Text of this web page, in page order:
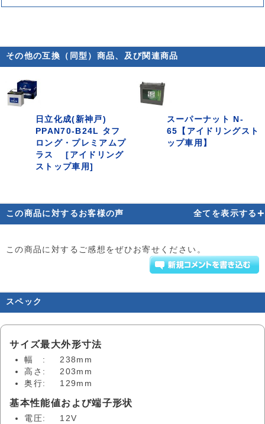
その他の互換（同型）商品、及び関連商品
日立化成(新神戸)
PPAN70-B24L タフ
ロング・プレミアムプ
ラス [アイドリング
ストップ車用]
スーパーナット N-
65【アイドリングスト
ップ車用】
この商品に対するお客様の声 全てを表示する+
この商品に対するご感想をぜひお寄せください。
スペック
サイズ最大外形寸法
幅 :
238mm
高さ:
203mm
奥行:
129mm
基本性能値および端子形状
電圧:
12V